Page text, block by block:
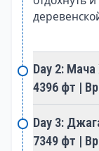
создаёт
Трек
таких как
которых
Путь ведёт к
монастырю,
откуда
Day 2:
4396 фт |
Day 3:
7349 фт |